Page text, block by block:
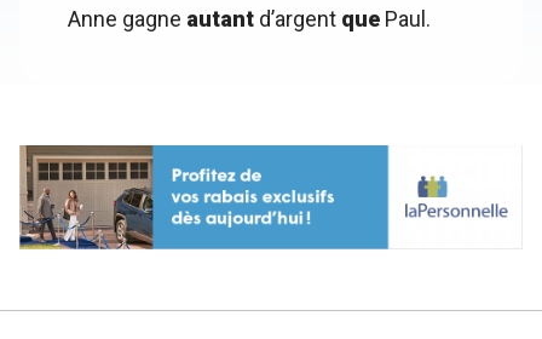
Anne gagne autant d’argent que Paul.